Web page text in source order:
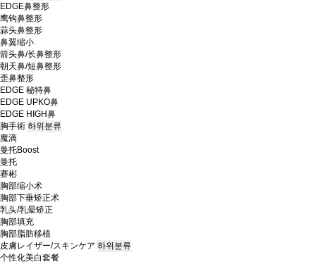
EDGE鼻整形
鹰钩鼻整形
蒜头鼻整形
鼻翼缩小
箭头鼻/长鼻整形
朝天鼻/短鼻整形
歪鼻整形
EDGE 秘特鼻
EDGE UPKO鼻
EDGE HIGH鼻
胸手術 하위분류
魔滴
曼托Boost
曼托
赛彬
胸部缩小术
胸部下垂矫正术
乳头/乳晕矫正
胸部填充
胸部脂肪移植
皮膚レイザー/スキンケア 하위분류
个性化美白套餐